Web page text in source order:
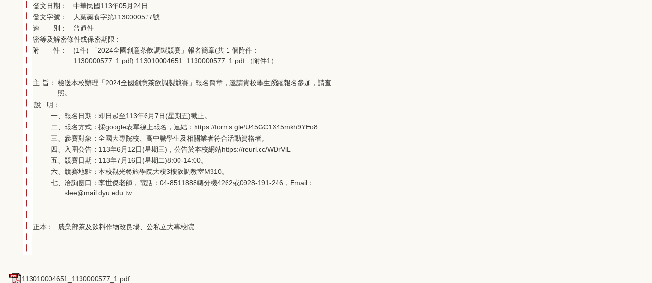
發文日期：
中華民國113年05月24日
發文字號：
大葉藥食字第1130000577號
速 別：
普通件
密等及解密條件或保密期限：
附 件：
(1件) 「2024全國創意茶飲調製競賽」報名簡章(共 1 個附件：
1130000577_1.pdf) 113010004651_1130000577_1.pdf （附件1）
主 旨：
檢送本校辦理「2024全國創意茶飲調製競賽」報名簡章，邀請貴校學生踴躍報名參加，請查
照。
說
明：
一、 報名日期：即日起至113年6月7日(星期五)截止。
二、 報名方式：採google表單線上報名，連結：https://forms.gle/U45GC1X45mkh9YEo8
三、 參賽對象：全國大專院校、高中職學生及相關業者符合活動資格者。
四、
入圍公告：113年6月12日(星期三)，公告於本校網站https://reurl.cc/WDrVlL
五、 競賽日期：113年7月16日(星期二)8:00-14:00。
六、 競賽地點：本校觀光餐旅學院大樓3樓飲調教室M310。
七、 洽詢窗口：李世傑老師，電話：04-8511888轉分機4262或0928-191-246，Email：
slee@mail.dyu.edu.tw
正本： 農業部茶及飲料作物改良場、公私立大專校院
113010004651_1130000577_1.pdf